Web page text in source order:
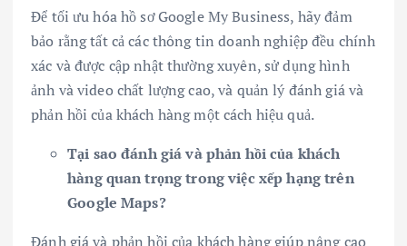
Để tối ưu hóa hồ sơ Google My Business, hãy đảm
bảo rằng tất cả các thông tin doanh nghiệp đều chính
xác và được cập nhật thường xuyên, sử dụng hình
ảnh và video chất lượng cao, và quản lý đánh giá và
phản hồi của khách hàng một cách hiệu quả.
Tại sao đánh giá và phản hồi của khách
hàng quan trọng trong việc xếp hạng trên
Google Maps?
Đánh giá và phản hồi của khách hàng giúp nâng cao